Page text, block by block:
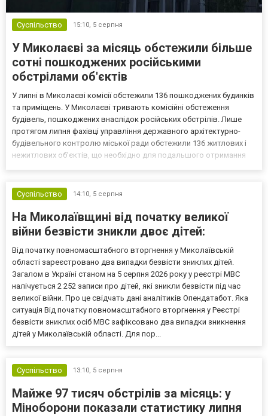
Суспільство 15:10, 5 серпня
У Миколаєві за місяць обстежили більше
сотні пошкоджених російськими
обстрілами об'єктів
У липні в Миколаєві комісії обстежили 136 пошкоджених будинків
та приміщень. У Миколаєві тривають комісійні обстеження
будівель, пошкоджених внаслідок російських обстрілів. Лише
протягом липня фахівці управління державного архітектурно-
будівельного контролю міської ради обстежили 136 житлових і
нежитлових об'єктів, що необхідно для подальшого отримання
Суспільство
14:10, 5 серпня
На Миколаївщині від початку великої
війни безвісти зникли двоє дітей:
Від початку повномасштабного вторгнення у Миколаївській
області зареєстровано два випадки безвісти зниклих дітей.
Загалом в Україні станом на 5 серпня 2026 року у реєстрі МВС
налічується 2 252 записи про дітей, які зникли безвісти під час
великої війни. Про це свідчать дані аналітиків Опендатабот. Яка
ситуація Від початку повномасштабного вторгнення у Реєстрі
безвісти зниклих осіб МВС зафіксовано два випадки зникнення
дітей у Миколаївській області. Для пор...
Суспільство 13:10, 5 серпня
Майже 97 тисяч обстрілів за місяць: у
Міноборони показали статистику липня